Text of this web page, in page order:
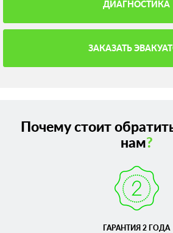
ДИАГНОСТИКА
ЗАКАЗАТЬ
Почему стоит
нам?
ГАРАНТИЯ 2 ГОДА